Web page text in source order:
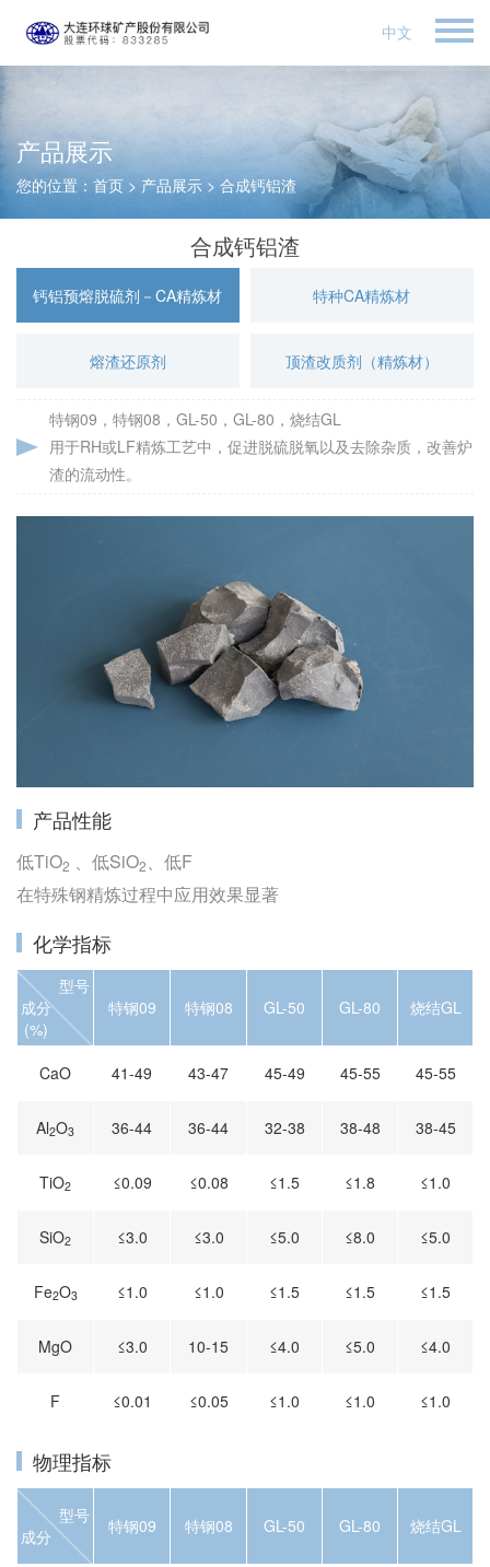
中文
产品展示
您的位置： 首页 > 产品展示 > 合成钙铝渣
合成钙铝渣
钙铝预熔脱硫剂－CA精炼材 特种CA精炼材
熔渣还原剂 顶渣改质剂（精炼材）
特钢09，特钢08，GL-50，GL-80，烧结GL
用于RH或LF精炼工艺中，促进脱硫脱氧以及去除杂质，改善炉
渣的流动性。
产品性能
低TiO2 、低SiO2、低F
在特殊钢精炼过程中应用效果显著
化学指标
型号
成分
(%)
特钢09 特钢08 GL-50 GL-80 烧结GL
CaO 41-49 43-47 45-49 45-55 45-55
Al2O3 36-44 36-44 32-38 38-48 38-45
TiO2 ≤0.09 ≤0.08 ≤1.5 ≤1.8 ≤1.0
SiO2 ≤3.0 ≤3.0 ≤5.0 ≤8.0 ≤5.0
Fe2O3 ≤1.0 ≤1.0 ≤1.5 ≤1.5 ≤1.5
MgO ≤3.0 10-15 ≤4.0 ≤5.0 ≤4.0
F ≤0.01 ≤0.05 ≤1.0 ≤1.0 ≤1.0
物理指标
型号
成分
特钢09 特钢08 GL-50 GL-80 烧结GL